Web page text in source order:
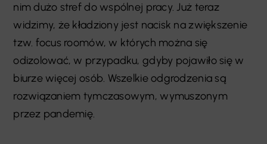
nim dużo stref do wspólnej pracy. Już teraz
widzimy, że kładziony jest nacisk na zwiększenie
tzw. focus roomów, w których można się
odizolować, w przypadku, gdyby pojawiło się w
biurze więcej osób. Wszelkie odgrodzenia są
rozwiązaniem tymczasowym, wymuszonym
przez pandemię.